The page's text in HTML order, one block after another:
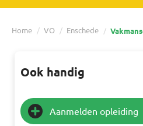
Home VO Enschede
Ook handig
Aanmelden opleiding